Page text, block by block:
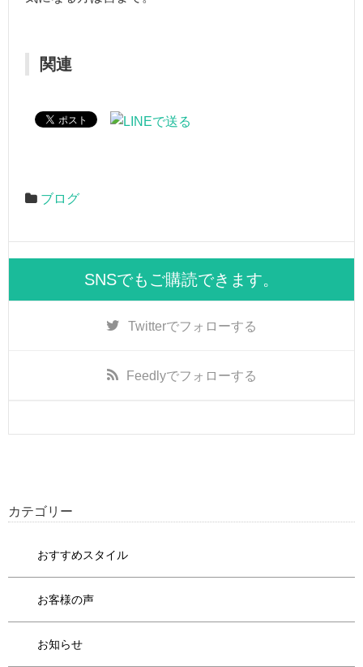
関連
ブログ
SNSでもご購読できます。
Twitterでフォローする
Feedlyでフォローする
カテゴリー
おすすめスタイル
お客様の声
お知らせ